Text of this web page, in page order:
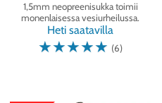
1,5mm neopreenisukka toimii
monenlaisessa vesiurheilussa.
Heti saatavilla
☆☆☆☆☆ (6)